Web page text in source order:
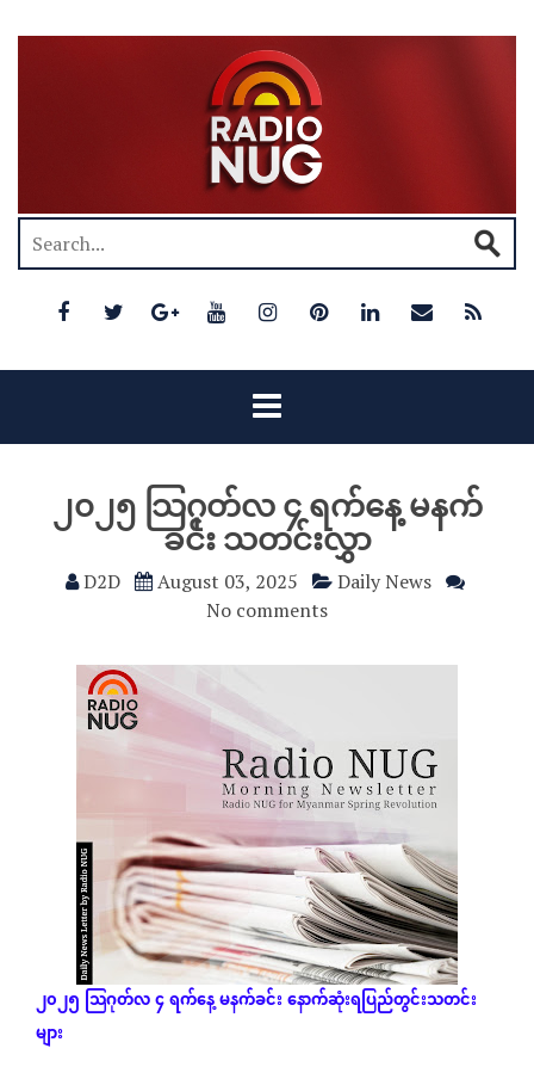
၂၀၂၅ သြဂုတ်လ ၄ ရက်နေ့ မနက်
ခင်း သတင်းလွှာ
D2D August 03, 2025
Daily News
No comments
၂၀၂၅ သြဂုတ်လ၄ရက်နေ့မနက်ခင်းနောက်ဆုံးရပြည်တွင်းသတင်း
များ